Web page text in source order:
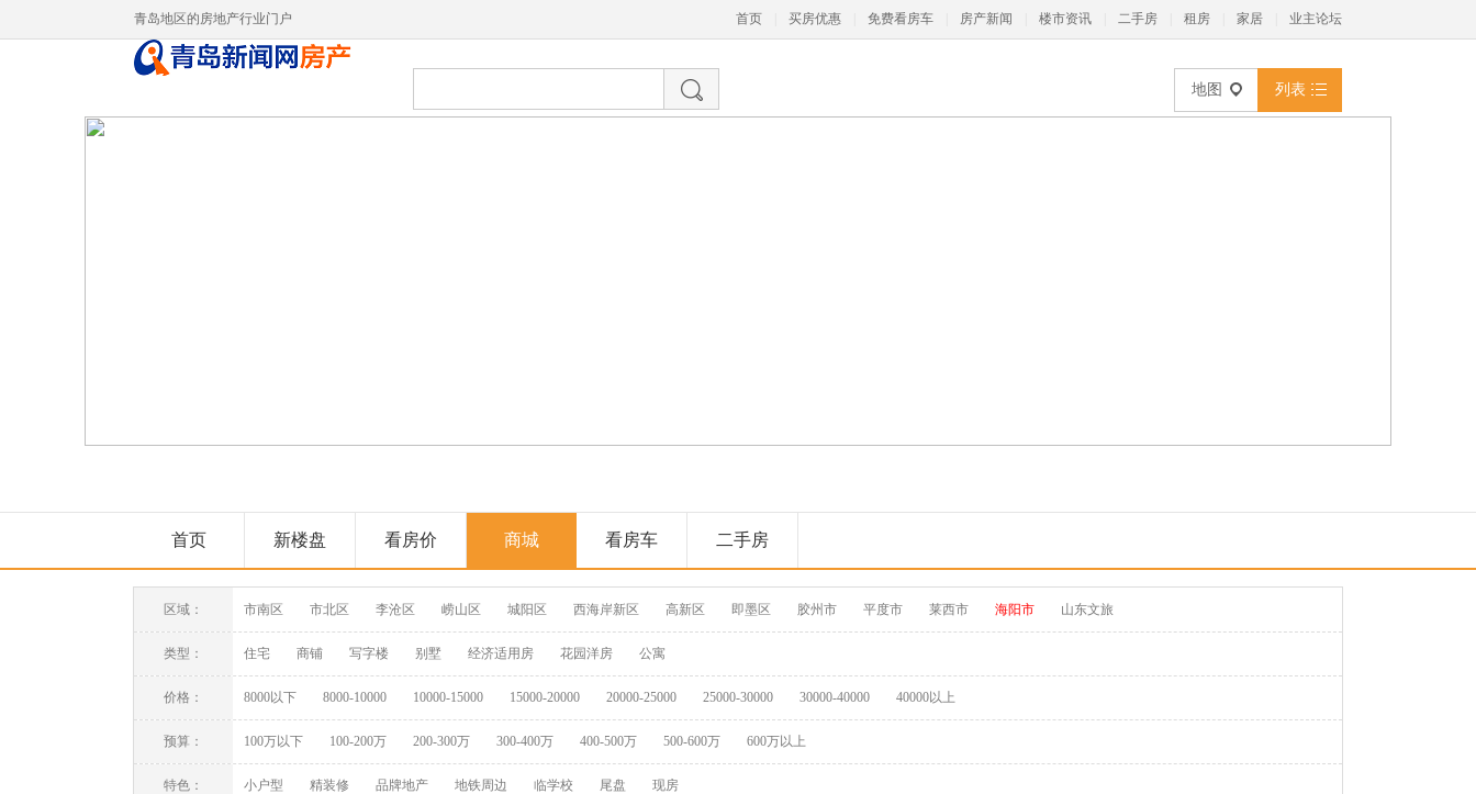
青岛地区的房地产行业门户 首页 买房优惠 免费看房车 房产新闻 楼市资讯 二手房 租房 家居 业主论坛
地图 列表
首页 新楼盘 看房价 商城 看房车 二手房
区域： 市南区 市北区 李沧区 崂山区 城阳区 西海岸新区 高新区 即墨区 胶州市 平度市 莱西市 海阳市 山东文旅
类型： 住宅 商铺 写字楼 别墅 经济适用房 花园洋房 公寓
价格： 8000以下 8000-10000 10000-15000 15000-20000 20000-25000 25000-30000 30000-40000 40000以上
预算： 100万以下 100-200万 200-300万 300-400万 400-500万 500-600万 600万以上
特色： 小户型 精装修 品牌地产 地铁周边 临学校 尾盘 现房